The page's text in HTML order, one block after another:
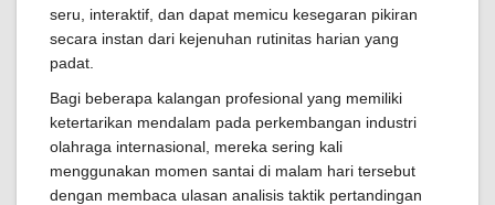
seru, interaktif, dan dapat memicu kesegaran pikiran
secara instan dari kejenuhan rutinitas harian yang
padat.
Bagi beberapa kalangan profesional yang memiliki
ketertarikan mendalam pada perkembangan industri
olahraga internasional, mereka sering kali
menggunakan momen santai di malam hari tersebut
dengan membaca ulasan analisis taktik pertandingan